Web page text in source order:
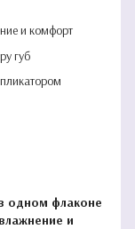
и комфорт
губ
одном флаконе
и